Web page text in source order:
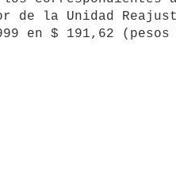
la Unidad
en $ 191,62 (pesos